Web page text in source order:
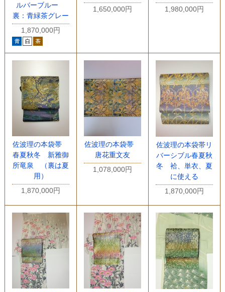
ルバーブルー
裏：青緑茶グレー
1,870,000円
1,650,000円
1,980,000円
佐波理の本袋帯
春夏秋冬 新雅御
所竜泉 （裏は夏
用）
1,870,000円
佐波理の本袋帯
唐花重文友
1,078,000円
佐波理の本袋帯リ
バーシブル春夏秋
冬 袷、単衣、夏
に使える
1,870,000円